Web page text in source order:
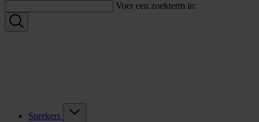
Voer een zoekterm in:
Sprekers